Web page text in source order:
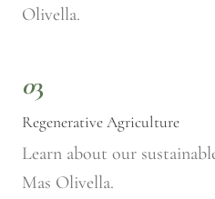
Olivella.
03
Regenerative Agriculture
Learn about our
Mas Olivella.